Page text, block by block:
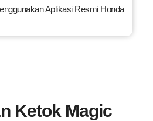
Aplikasi Resmi Honda
Ketok Magic